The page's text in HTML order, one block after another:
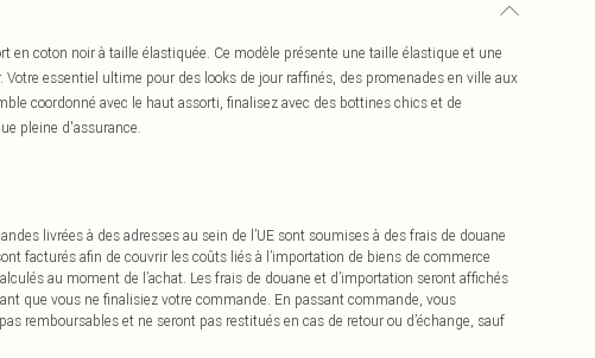
en coton noir à taille élastiquée. Ce modèle présente une taille élastique et une
essentiel ultime pour des looks de jour raffinés, des promenades en ville aux
coordonné avec le haut assorti, finalisez avec des bottines chics et de
pleine d'assurance.
livrées à des adresses au sein de l’UE sont soumises à des frais de douane
facturés afin de couvrir les coûts liés à l’importation de biens de commerce
au moment de l’achat. Les frais de douane et d’importation seront affichés
que vous ne finalisiez votre commande. En passant commande, vous
remboursables et ne seront pas restitués en cas de retour ou d’échange, sauf